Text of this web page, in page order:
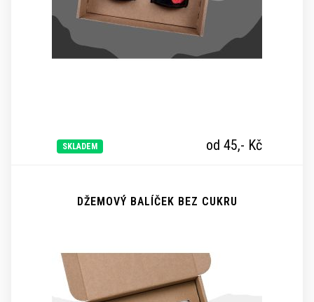
SKLADEM od 45,- Kč
DŽEMOVÝ BALÍČEK BEZ CUKRU